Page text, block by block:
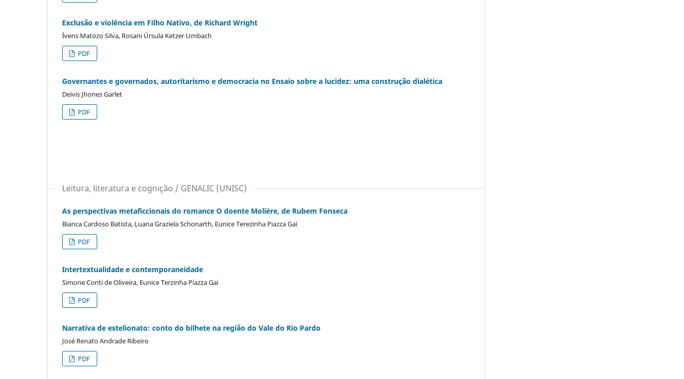
Exclusão e violência em Filho Nativo, de Richard Wright
Ívens Matozo Silva, Rosani Úrsula Ketzer Umbach
PDF
Governantes e governados, autoritarismo e democracia no Ensaio sobre a lucidez: uma construção dialética
Deivis Jhones Garlet
PDF
Leitura, literatura e cognição / GENALIC (UNISC)
As perspectivas metaficcionais do romance O doente Molière, de Rubem Fonseca
Bianca Cardoso Batista, Luana Graziela Schonarth, Eunice Terezinha Piazza Gai
PDF
Intertextualidade e contemporaneidade
Simone Conti de Oliveira, Eunice Terzinha Piazza Gai
PDF
Narrativa de estelionato: conto do bilhete na região do Vale do Rio Pardo
José Renato Andrade Ribeiro
PDF